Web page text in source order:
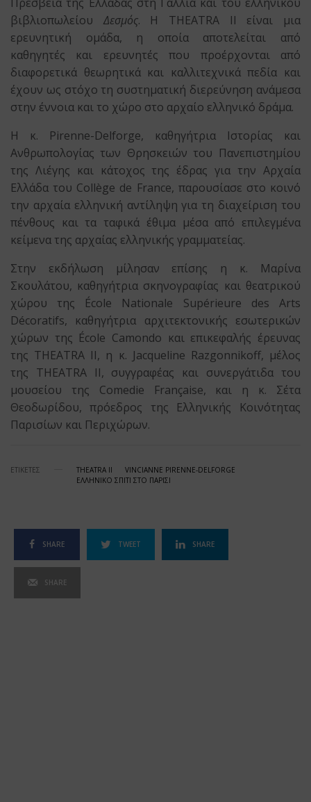
βιβλιοπωλείου Δεσμός. Η THEATRA II είναι μια
ερευνητική ομάδα, η οποία αποτελείται από
καθηγητές και ερευνητές που προέρχονται από
διαφορετικά θεωρητικά και καλλιτεχνικά πεδία και
έχουν ως στόχο τη συστηματική διερεύνηση ανάμεσα
στην έννοια και το χώρο στο αρχαίο ελληνικό δράμα.
Η κ. Pirenne-Delforge, καθηγήτρια Ιστορίας και
Ανθρωπολογίας των Θρησκειών του Πανεπιστημίου
της Λιέγης και κάτοχος της έδρας για την Αρχαία
Ελλάδα του Collège de France, παρουσίασε στο κοινό
την αρχαία ελληνική αντίληψη για τη διαχείριση του
πένθους και τα ταφικά έθιμα μέσα από επιλεγμένα
κείμενα της αρχαίας ελληνικής γραμματείας.
Στην εκδήλωση μίλησαν επίσης η κ. Μαρίνα
Σκουλάτου, καθηγήτρια σκηνογραφίας και θεατρικού
χώρου της École Nationale Supérieure des Arts
Décoratifs, καθηγήτρια αρχιτεκτονικής εσωτερικών
χώρων της École Camondo και επικεφαλής έρευνας
της THEATRA II, η κ. Jacqueline Razgonnikoff, μέλος
της THEATRA II, συγγραφέας και συνεργάτιδα του
μουσείου της Comedie Française, και η κ. Σέτα
Θεοδωρίδου, πρόεδρος της Ελληνικής Κοινότητας
Παρισίων και Περιχώρων.
ΕΤΙΚΕΤΕΣ THEATRA II
VINCIANNE PIRENNE-DELFORGE
ΕΛΛΗΝΙΚΟ ΣΠΙΤΙ ΣΤΟ ΠΑΡΙΣΙ
SHARE TWEET SHARE
SHARE